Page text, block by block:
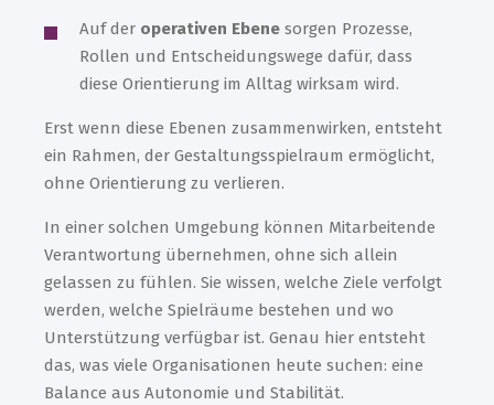
Auf der operativen Ebene sorgen Prozesse,
Rollen und Entscheidungswege dafür, dass
diese Orientierung im Alltag wirksam wird.
Erst wenn diese Ebenen zusammenwirken, entsteht
ein Rahmen, der Gestaltungsspielraum ermöglicht,
ohne Orientierung zu verlieren.
In einer solchen Umgebung können Mitarbeitende
Verantwortung übernehmen, ohne sich allein
gelassen zu fühlen. Sie wissen, welche Ziele verfolgt
werden, welche Spielräume bestehen und wo
Unterstützung verfügbar ist. Genau hier entsteht
das, was viele Organisationen heute suchen: eine
Balance aus Autonomie und Stabilität.